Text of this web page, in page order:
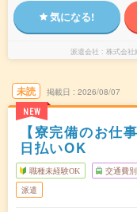
気になる!
派遣会社 株式会社
未読
NEW
掲載日 2026/08/07
【寮完備のお仕
日払いOK
職種未経験OK 交通費
派遣